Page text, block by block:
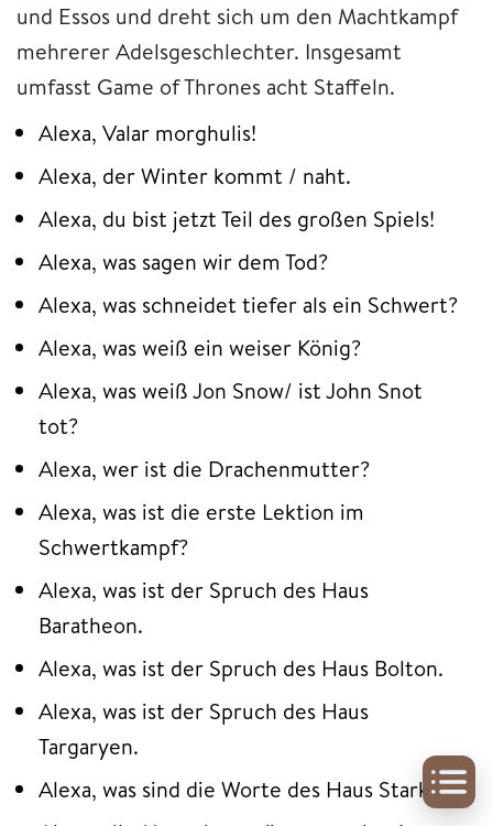
und Essos und dreht sich um den Machtkampf
mehrerer Adelsgeschlechter. Insgesamt
umfasst Game of Thrones acht Staffeln.
Alexa, Valar morghulis!
Alexa, der Winter kommt / naht.
Alexa, du bist jetzt Teil des großen Spiels!
Alexa, was sagen wir dem Tod?
Alexa, was schneidet tiefer als ein Schwert?
Alexa, was weiß ein weiser König?
Alexa, was weiß Jon Snow/ ist John Snot
tot?
Alexa, wer ist die Drachenmutter?
Alexa, was ist die erste Lektion im
Schwertkampf?
Alexa, was ist der Spruch des Haus
Baratheon.
Alexa, was ist der Spruch des Haus Bolton.
Alexa, was ist der Spruch des Haus
Targaryen.
Alexa, was sind die Worte des Haus Stark.